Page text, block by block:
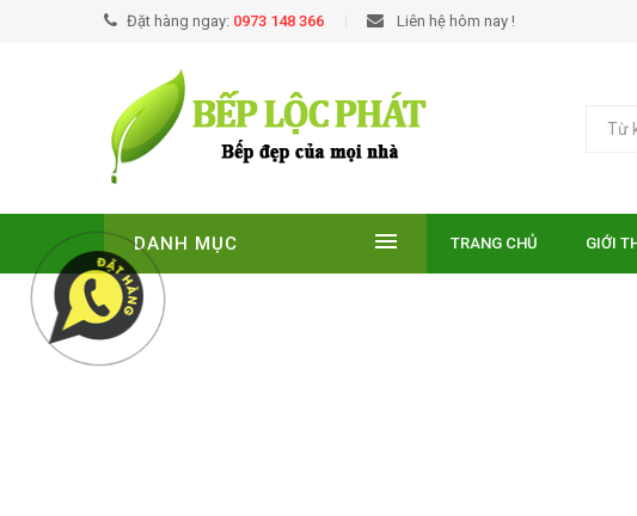
Đặt hàng ngay: 0973 148 366 Liên hệ hôm nay !
DANH MỤC TRANG CHỦ GIỚI